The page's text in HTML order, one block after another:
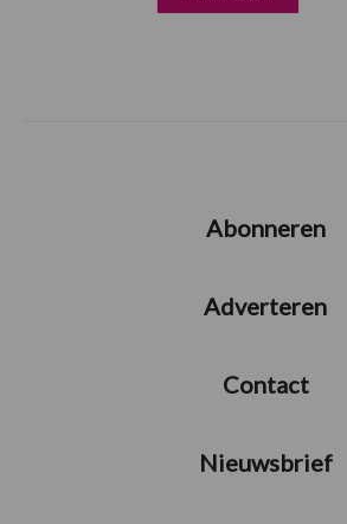
Abonneren
Adverteren
Contact
Nieuwsbrief